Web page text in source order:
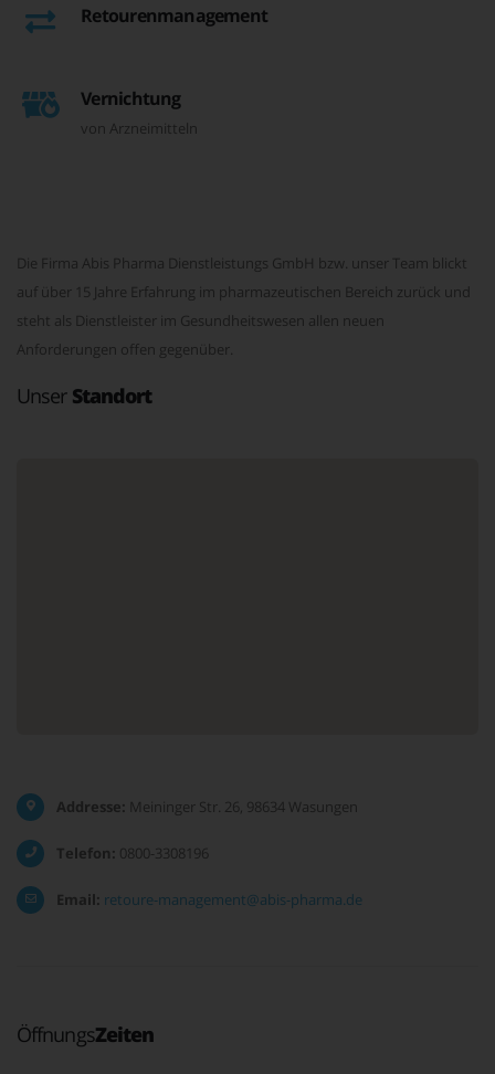
Retourenmanagement
Vernichtung
von Arzneimitteln
Die Firma Abis Pharma Dienstleistungs GmbH bzw. unser Team blickt
auf über 15 Jahre Erfahrung im pharmazeutischen Bereich zurück und
steht als Dienstleister im Gesundheitswesen allen neuen
Anforderungen offen gegenüber.
Unser Standort
Addresse: Meininger Str. 26, 98634 Wasungen
Telefon: 0800-3308196
Email: retoure-management@abis-pharma.de
ÖffnungsZeiten